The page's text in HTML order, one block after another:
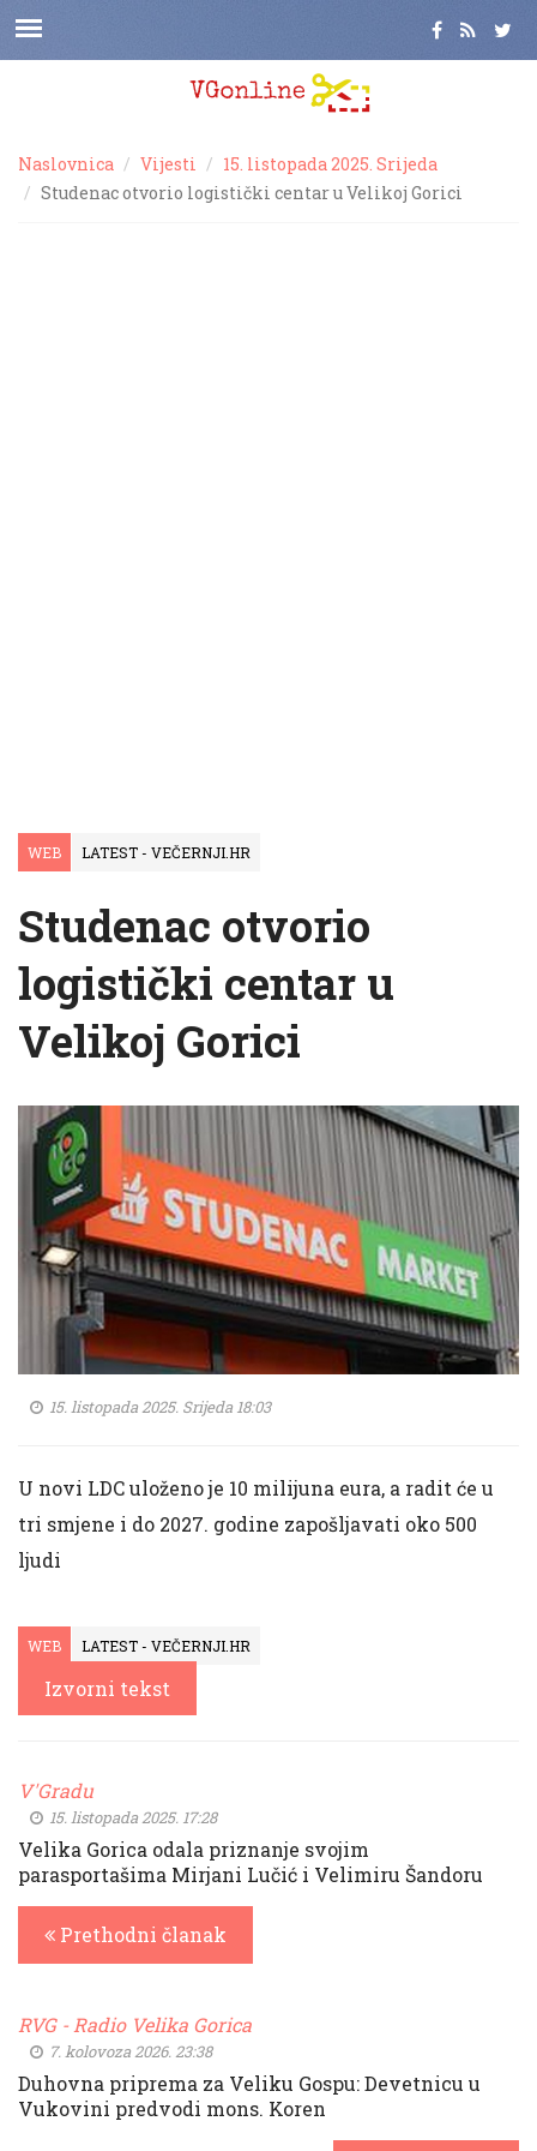
Naslovnica Vijesti
15. listopada 2025. Srijeda
Studenac otvorio logistički centar u Velikoj Gorici
WEB LATEST - VEČERNJI.HR
Studenac otvorio
logistički centar u
Velikoj Gorici
15. listopada 2025. Srijeda 18:03
U novi LDC uloženo je 10 milijuna eura, a radit će u
tri smjene i do 2027. godine zapošljavati oko 500
ljudi
WEB LATEST - VEČERNJI.HR
Izvorni tekst
V'Gradu
15. listopada 2025. 17:28
Velika Gorica odala priznanje svojim
parasportašima Mirjani Lučić i Velimiru Šandoru
Prethodni članak
RVG - Radio Velika Gorica
7. kolovoza 2026. 23:38
Duhovna priprema za Veliku Gospu: Devetnicu u
Vukovini predvodi mons. Koren